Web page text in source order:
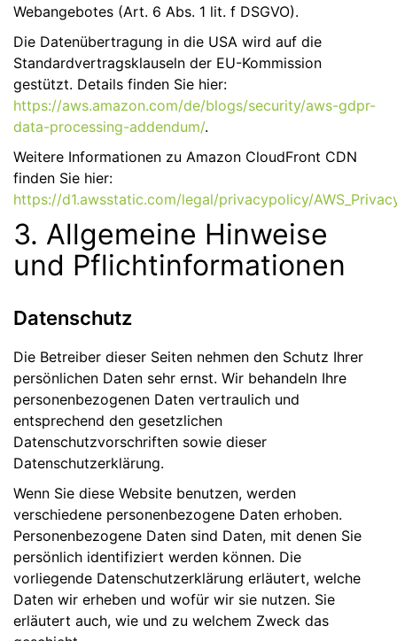
Webangebotes (Art. 6 Abs. 1 lit. f DSGVO).
Die Datenübertragung in die USA wird auf die
Standardvertragsklauseln der EU-Kommission
gestützt. Details finden Sie hier:
https://aws.amazon.com/de/blogs/security/aws-gdpr-
data-processing-addendum/.
Weitere Informationen zu Amazon CloudFront CDN
finden Sie hier:
https://d1.awsstatic.com/legal/privacypolicy/
3. Allgemeine Hinweise
und Pflicht­informationen
Datenschutz
Die Betreiber dieser Seiten nehmen den Schutz Ihrer
persönlichen Daten sehr ernst. Wir behandeln Ihre
personenbezogenen Daten vertraulich und
entsprechend den gesetzlichen
Datenschutzvorschriften sowie dieser
Datenschutzerklärung.
Wenn Sie diese Website benutzen, werden
verschiedene personenbezogene Daten erhoben.
Personenbezogene Daten sind Daten, mit denen Sie
persönlich identifiziert werden können. Die
vorliegende Datenschutzerklärung erläutert, welche
Daten wir erheben und wofür wir sie nutzen. Sie
erläutert auch, wie und zu welchem Zweck das